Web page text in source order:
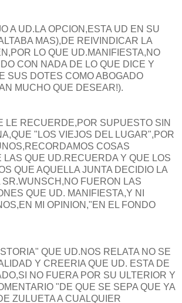
A UD.LA OPCION,ESTA UD EN SU
MAS),DE REIVINDICAR LA
LO QUE UD.MANIFIESTA,NO
CON NADA DE LO QUE DICE Y
SUS DOTES COMO ABOGADO
MUCHO QUE DESEAR!).
LE RECUERDE,POR SUPUESTO SIN
"LOS VIEJOS DEL LUGAR",POR
COSAS
LAS QUE UD.RECUERDA Y QUE LOS
QUE AQUELLA JUNTA DECIDIO LA
SR.WUNSCH,NO FUERON LAS
QUE UD. MANIFIESTA,Y NI
MI OPINION,"EN EL FONDO
QUE UD.NOS RELATA NO SE
Y CREERIA QUE UD. ESTA DE
NO FUERA POR SU ULTERIOR Y
"DE QUE SE SEPA QUE YA
ZULUETA A CUALQUIER